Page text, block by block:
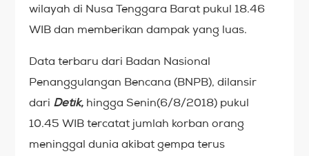
wilayah di Nusa Tenggara Barat pukul 18.46
WIB dan memberikan dampak yang luas.
Data terbaru dari Badan Nasional
Penanggulangan Bencana (BNPB), dilansir
dari Detik, hingga Senin(6/8/2018) pukul
10.45 WIB tercatat jumlah korban orang
meninggal dunia akibat gempa terus